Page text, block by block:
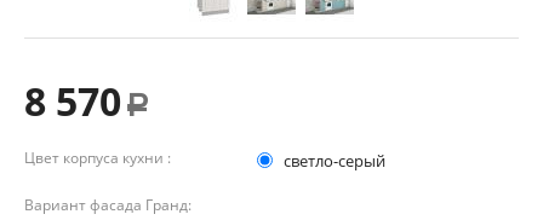
8 570 Р
Цвет корпуса кухни : светло-серый
Вариант фасада Гранд: